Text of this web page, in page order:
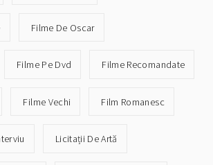
Filme De Oscar
Filme Pe Dvd Filme Recomandate
Filme Vechi Film Romanesc
Licitații De Artă